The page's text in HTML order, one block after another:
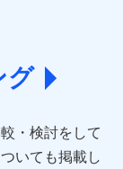
www.e-
グ
・検討をして
いても掲載し